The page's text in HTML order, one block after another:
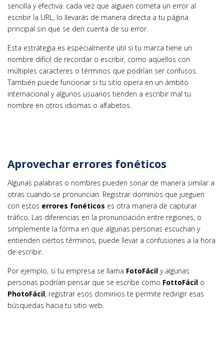
sencilla y efectiva: cada vez que alguien cometa un error al
escribir la URL, lo llevarás de manera directa a tu página
principal sin que se den cuenta de su error.
Esta estrategia es especialmente útil si tu marca tiene un
nombre difícil de recordar o escribir, como aquellos con
múltiples caracteres o términos que podrían ser confusos.
También puede funcionar si tu sitio opera en un ámbito
internacional y algunos usuarios tienden a escribir mal tu
nombre en otros idiomas o alfabetos.
Aprovechar errores fonéticos
Algunas palabras o nombres pueden sonar de manera similar a
otras cuando se pronuncian. Registrar dominios que jueguen
con estos errores fonéticos es otra manera de capturar
tráfico. Las diferencias en la pronunciación entre regiones, o
simplemente la forma en que algunas personas escuchan y
entienden ciertos términos, puede llevar a confusiones a la hora
de escribir.
Por ejemplo, si tu empresa se llama FotoFácil y algunas
personas podrían pensar que se escribe como FottoFácil o
PhotoFácil, registrar esos dominios te permite redirigir esas
búsquedas hacia tu sitio web.